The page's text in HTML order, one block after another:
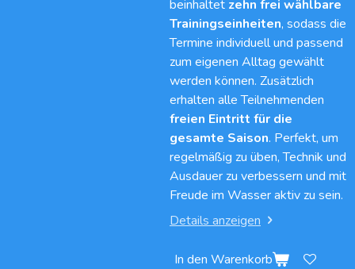
beinhaltet zehn frei wählbare
Trainingseinheiten, sodass die
Termine individuell und passend
zum eigenen Alltag gewählt
werden können. Zusätzlich
erhalten alle Teilnehmenden
freien Eintritt für die
gesamte Saison. Perfekt, um
regelmäßig zu üben, Technik und
Ausdauer zu verbessern und mit
Freude im Wasser aktiv zu sein.
Details anzeigen
In den Warenkorb